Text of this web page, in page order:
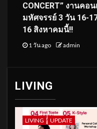
CONCERT” งานคอ
มหัศจรรย์ 3 วัน 16-
16 สิงหาคมนี้!!
1 วัน ago admin
LIVING
LIVING UPDATE